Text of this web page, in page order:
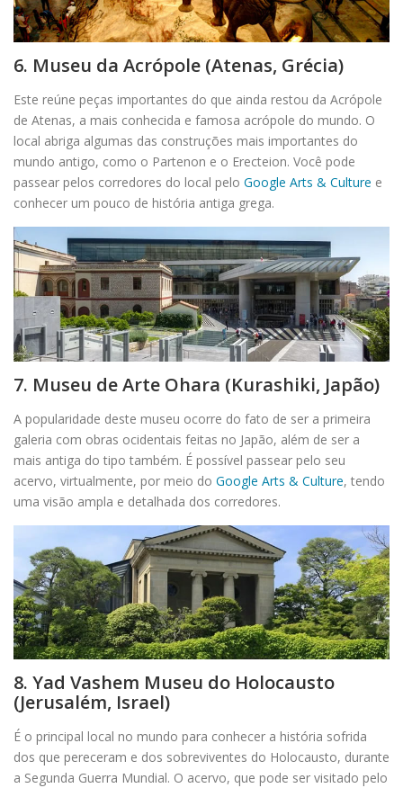
6. Museu da Acrópole (Atenas, Grécia)
Este reúne peças importantes do que ainda restou da Acrópole
de Atenas, a mais conhecida e famosa acrópole do mundo. O
local abriga algumas das construções mais importantes do
mundo antigo, como o Partenon e o Erecteion. Você pode
passear pelos corredores do local pelo Google Arts & Culture e
conhecer um pouco de história antiga grega.
7. Museu de Arte Ohara (Kurashiki, Japão)
A popularidade deste museu ocorre do fato de ser a primeira
galeria com obras ocidentais feitas no Japão, além de ser a
mais antiga do tipo também. É possível passear pelo seu
acervo, virtualmente, por meio do Google Arts & Culture, tendo
uma visão ampla e detalhada dos corredores.
8. Yad Vashem Museu do Holocausto
(Jerusalém, Israel)
É o principal local no mundo para conhecer a história sofrida
dos que pereceram e dos sobreviventes do Holocausto, durante
a Segunda Guerra Mundial. O acervo, que pode ser visitado pelo